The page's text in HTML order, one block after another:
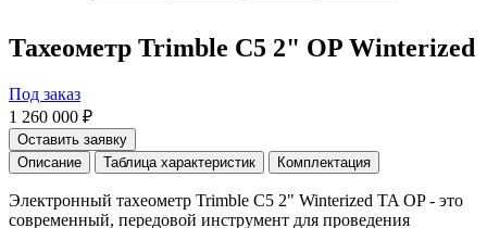
Тахеометр Trimble C5 2" OP Winterized
Под заказ
1 260 000 ₽
Оставить заявку
Описание
Таблица характеристик Комплектация
Электронный тахеометр Trimble C5 2" Winterized TA OP - это
современный, передовой инструмент для проведения